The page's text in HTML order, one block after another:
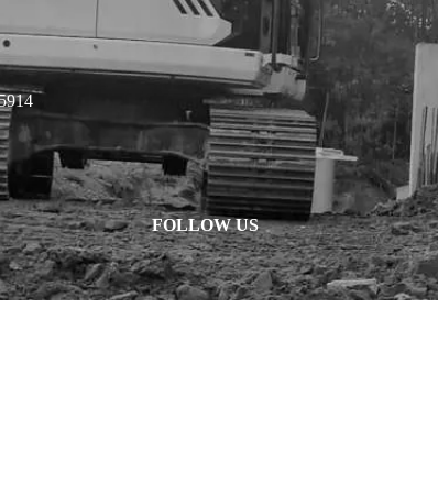
FOLLOW US